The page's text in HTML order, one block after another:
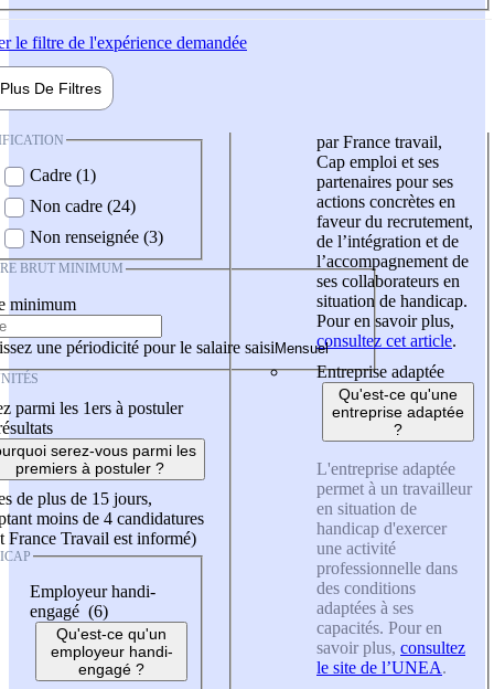
le filtre de l'expérience demandée
Plus De Filtres
Cadre (1)
Non cadre (24)
Non renseignée (3)
BRUT MINIMUM
minimum
une périodicité pour le salaire saisi
parmi les 1ers à postuler
serez-vous parmi les
premiers à postuler ?
de plus de 15 jours,
moins de 4 candidatures
France Travail est informé)
Employeur handi-
engagé (6)
Qu'est-ce qu'un
employeur handi-
engagé ?
par France travail,
Cap emploi et ses
partenaires pour ses
actions concrètes en
faveur du recrutement,
de l’intégration et de
l’accompagnement de
ses collaborateurs en
situation de handicap.
Pour en savoir plus,
consultez cet article.
Entreprise adaptée
Qu'est-ce qu'une
entreprise adaptée
?
L'entreprise adaptée
permet à un travailleur
en situation de
handicap d'exercer
une activité
professionnelle dans
des conditions
adaptées à ses
capacités. Pour en
savoir plus, consultez
le site de l’UNEA.